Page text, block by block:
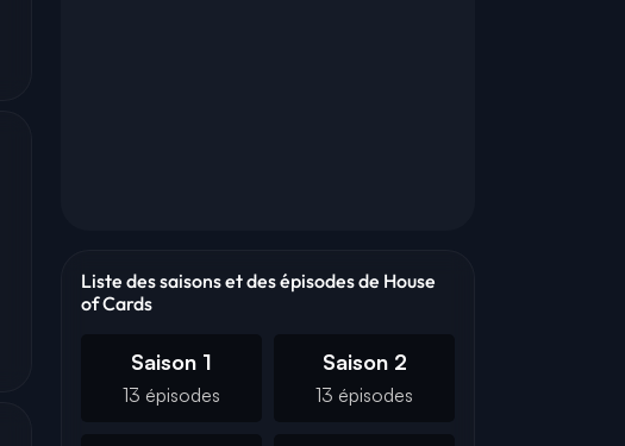
Liste des saisons et des épisodes de House
of Cards
Saison 1
13 épisodes
Saison 2
13 épisodes